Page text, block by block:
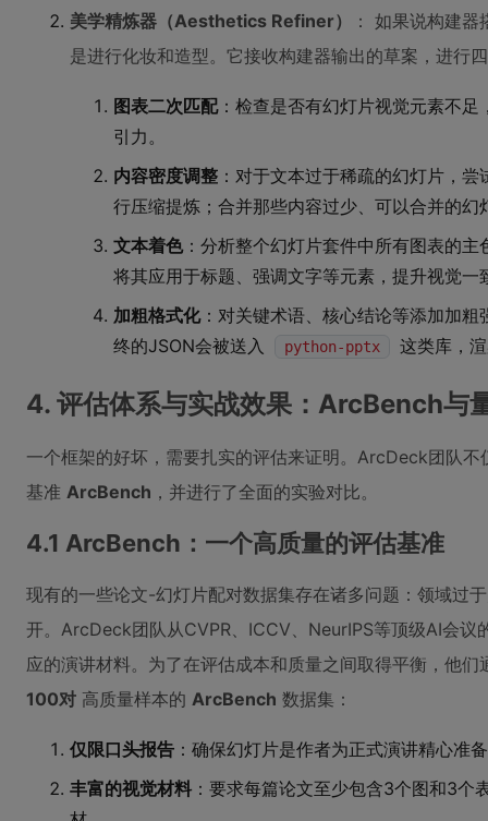
美学精炼器（Aesthetics Refiner）
： 如果说构建
是进行化妆和造型。它接收构建器输出的草案，进行
图表二次匹配：检查是否有幻灯片视觉元素不
引力。
内容密度调整 ：对于文本过于稀疏的幻灯片，
行压缩提炼；合并那些内容过少、可以合并的幻
文本着色：分析整个幻灯片套件中所有图表的
将其应用于标题、强调文字等元素，提升视觉一
加粗格式化：对关键术语、核心结论等添加加
终的JSON会被送入
python-pptx 这类库，
4. 评估体系与实战效果：ArcBench与
一个框架的好坏，需要扎实的评估来证明。ArcDeck团队
基准 ArcBench ，并进行了全面的实验对比。
4.1 ArcBench：一个高质量的评估基准
现有的一些论文-幻灯片配对数据集存在诸多问题：领域过
开。ArcDeck团队从CVPR、ICCV、NeurIPS等顶级AI会
应的演讲材料。为了在评估成本和质量之间取得平衡，他
100对 高质量样本的 ArcBench 数据集：
仅限口头报告 ：确保幻灯片是作者为正式演讲精心准
丰富的视觉材料 ：要求每篇论文至少包含3个图和3个